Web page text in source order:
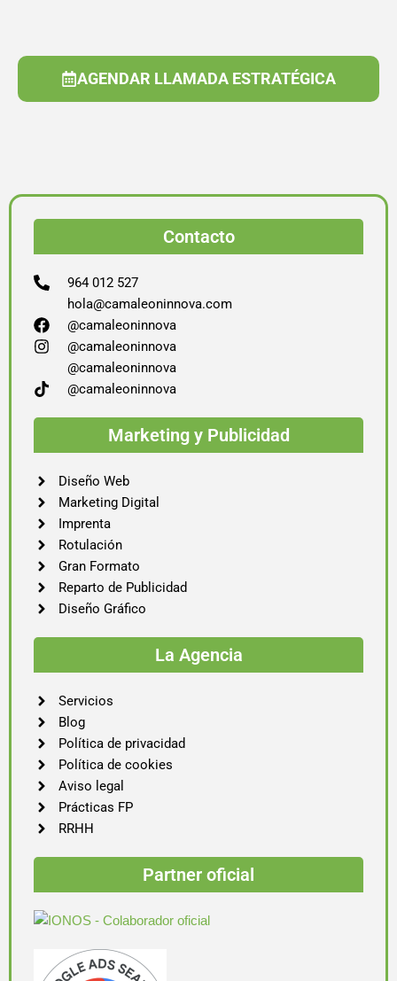
AGENDAR LLAMADA ESTRATÉGICA
Contacto
964 012 527
hola@camaleoninnova.com
@camaleoninnova
@camaleoninnova
@camaleoninnova
@camaleoninnova
Marketing y Publicidad
Diseño Web
Marketing Digital
Imprenta
Rotulación
Gran Formato
Reparto de Publicidad
Diseño Gráfico
La Agencia
Servicios
Blog
Política de privacidad
Política de cookies
Aviso legal
Prácticas FP
RRHH
Partner oficial